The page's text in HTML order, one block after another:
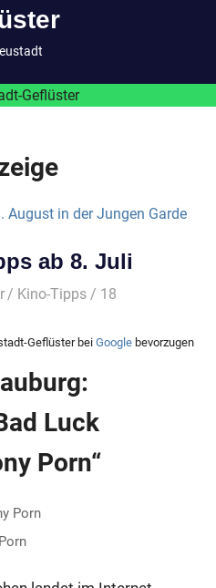
ab 8. Juli
Kino-Tipps / 18
Geflüster beiGoogle bevorzugen
Luck
Porn“